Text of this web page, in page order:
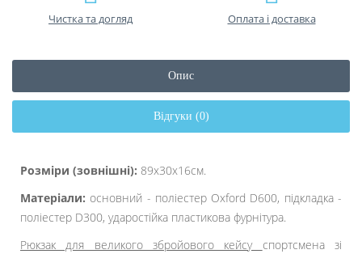
Чистка та догляд Оплата і доставка
Опис
Відгуки (0)
Розміри (зовнішні): 89х30х16см.
Матеріали: основний - поліестер Oxford D600, підкладка -
поліестер D300, ударостійка пластикова фурнітура.
Рюкзак для великого збройового кейсу спортсмена зі